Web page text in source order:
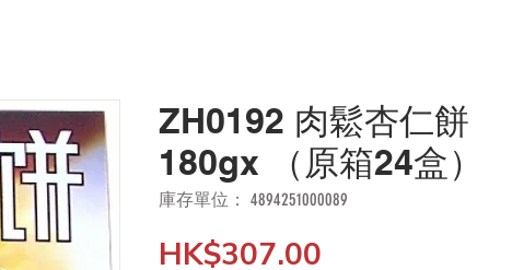
ZH0192 肉鬆杏仁餅
180gx （原箱24盒）
庫存單位： 4894251000089
HK$307.00